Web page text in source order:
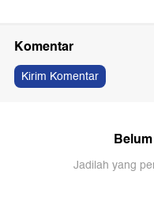
Komentar
Kirim Komentar
Jadilah yang